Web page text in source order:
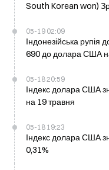
South Korean won)
05-19 02:09
Індонезійська рупія
690 до долара США на
05-18 20:59
Індекс долара США
на 19 травня
05-18 19:23
Індекс долара США
0,31%